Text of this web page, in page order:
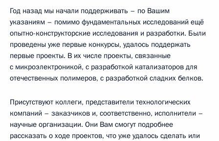
Год назад мы начали поддерживать – по Вашим
указаниям – помимо фундаментальных исследований ещё
опытно-конструкторские исследования и разработки. Были
проведены уже первые конкурсы, удалось поддержать
первые проекты. В их числе проекты, связанные
с микроэлектроникой, с разработкой катализаторов для
отечественных полимеров, с разработкой сладких белков.
Присутствуют коллеги, представители технологических
компаний – заказчиков и, соответственно, исполнители –
научные организации. Они Вам смогут подробнее
рассказать о ходе проектов, что уже удалось сделать или